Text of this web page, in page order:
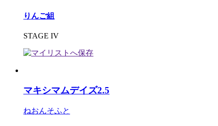
りんご組
STAGE IV
マキシマムデイズ2.5
ねおんそふと